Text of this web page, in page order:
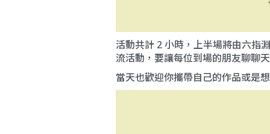
活動共計 2 小時，上半場將由六指
流活動，要讓每位到場的朋友聊聊
當天也歡迎你攜帶自己的作品或是